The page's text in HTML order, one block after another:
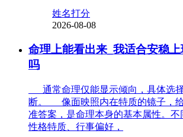
姓名打分
2026-08-08
命理上能看出来_我适合安稳
吗
通常命理仅能显示倾向，具体选
断。 像面映照内在特质的镜子，
准答案，是命理本身的基本属性。不
性格特质、行事偏好，